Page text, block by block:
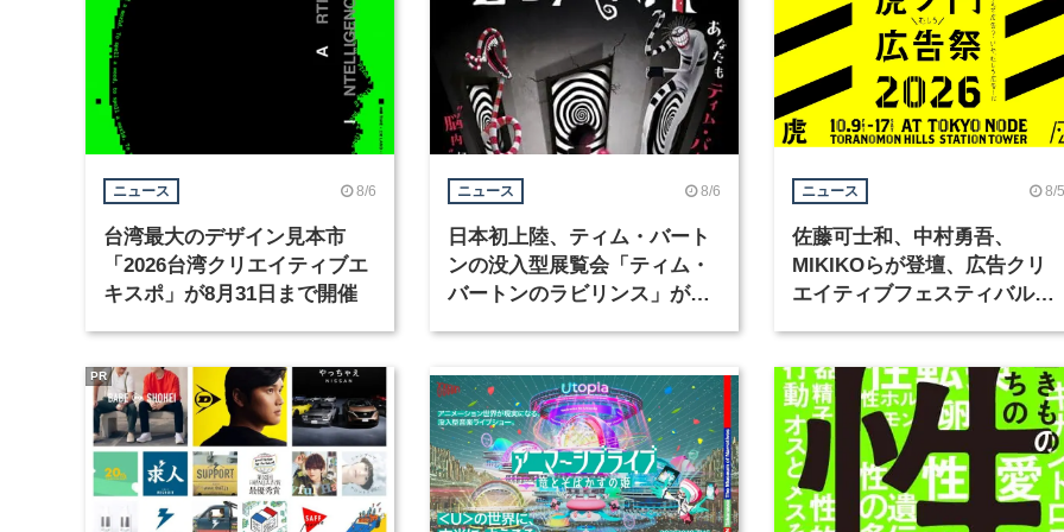
ニュース 8/6
台湾最大のデザイン見本市
「2026台湾クリエイティブエ
キスポ」が8月31日まで開催
ニュース 8/6
日本初上陸、ティム・バート
ンの没入型展覧会「ティム・
バートンのラビリンス」が東
ニュース 8/5
佐藤可士和、中村勇吾、
MIKIKOらが登壇、広告クリ
エイティブフェスティバル
PR